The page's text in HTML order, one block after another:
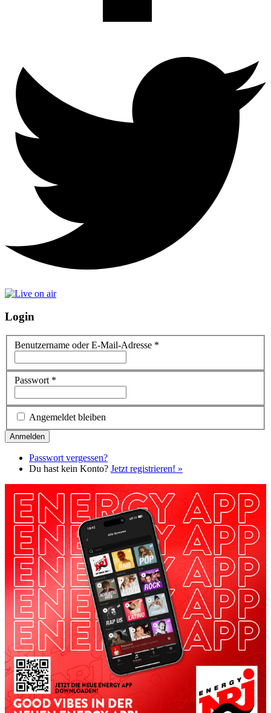
Login
Benutzername oder E-Mail-Adresse *
Passwort *
Angemeldet bleiben
Passwort vergessen?
Du hast kein Konto? Jetzt registrieren! »